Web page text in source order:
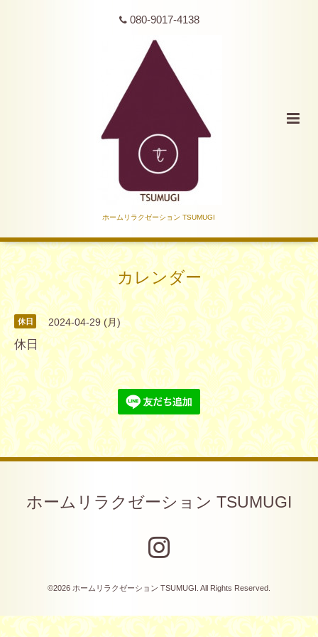
080-9017-4138
ホームリラクゼーション TSUMUGI
カレンダー
休日 2024-04-29 (月)
休日
ホームリラクゼーション TSUMUGI
©2026 ホームリラクゼーション TSUMUGI . All Rights Reserved.